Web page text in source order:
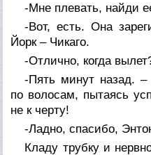
-Мне плевать, найди
-Вот, есть. Она
Йорк – Чикаго.
-Отлично, когда
-Пять минут назад. –
по волосам, пытаясь
не к черту!
-Ладно, спасибо,
Кладу трубку и